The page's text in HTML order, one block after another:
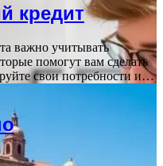
кредит
важно учитывать
помогут вам сделать
свои потребности и…